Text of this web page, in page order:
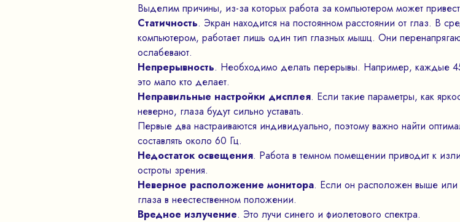
Выделим причины, из-за которых работа за компьютером может
Статичность. Экран находится на постоянном расстоянии от глаз. В
компьютером, работает лишь один тип глазных мышц. Они
ослабевают.
Непрерывность. Необходимо делать перерывы. Например, каждые
это мало кто делает.
Неправильные настройки дисплея. Если такие параметры, как
неверно, глаза будут сильно уставать.
Первые два настраиваются индивидуально, поэтому важно найти
составлять около 60 Гц.
Недостаток освещения. Работа в темном помещении приводит к
остроты зрения.
Неверное расположение монитора. Если он расположен выше
глаза в неестественном положении.
Вредное излучение. Это лучи синего и фиолетового спектра.